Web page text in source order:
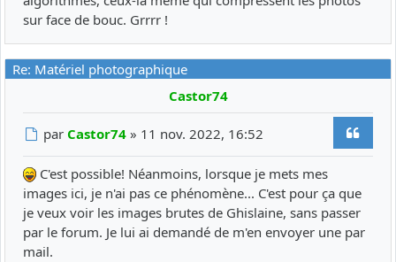
sur face de bouc. Grrrr !
Re: Matériel photographique
Castor74
Message
par Castor74 » 11 nov. 2022, 16:52
C'est possible! Néanmoins, lorsque je mets mes
images ici, je n'ai pas ce phénomène... C'est pour ça que
je veux voir les images brutes de Ghislaine, sans passer
par le forum. Je lui ai demandé de m'en envoyer une par
mail.